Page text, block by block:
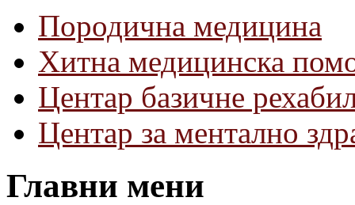
Породична медицина
Хитна медицинска
Центар базичне
Центар за ментално
Главни мени